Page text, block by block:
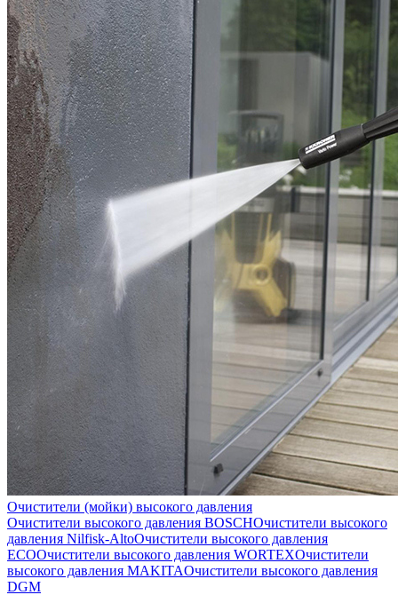
Очистители (мойки) высокого давления
Очистители высокого давления BOSCHОчистители высокого
давления Nilfisk-AltoОчистители высокого давления
ECOОчистители высокого давления WORTEXОчистители
высокого давления MAKITAОчистители высокого давления
DGM